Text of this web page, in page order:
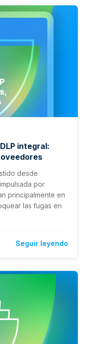
integral:
desde
por
principalmente en
las fugas en
Seguir leyendo